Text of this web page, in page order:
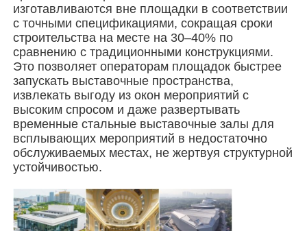
Тяжелая стальная структура
Мост из стальной конструкции
Стальная конструкция офиса
Стальная конструкция птичника
Многоэтажная стальная конструкция
изготавливаются вне площадки в соответствии
с точными спецификациями, сокращая сроки
строительства на месте на 30–40% по
сравнению с традиционными конструкциями.
Это позволяет операторам площадок быстрее
запускать выставочные пространства,
извлекать выгоду из окон мероприятий с
высоким спросом и даже развертывать
временные стальные выставочные залы для
всплывающих мероприятий в недостаточно
обслуживаемых местах, не жертвуя структурной
устойчивостью.